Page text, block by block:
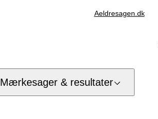
Aeldresagen.dk
Mærkesager & resultater